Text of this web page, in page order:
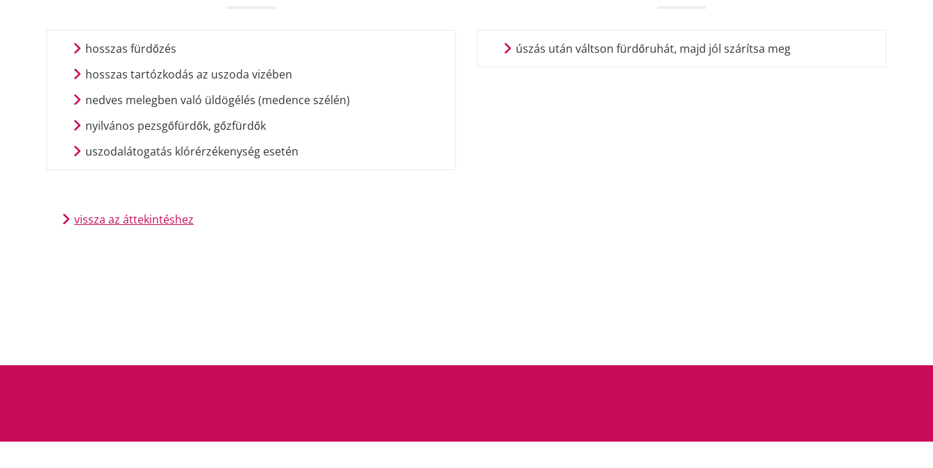
hosszas fürdőzés
hosszas tartózkodás az uszoda vizében
nedves melegben való üldögélés (medence szélén)
nyilvános pezsgőfürdők, gőzfürdők
uszodalátogatás klórérzékenység esetén
úszás után váltson fürdőruhát, majd jól szárítsa meg
vissza az áttekintéshez